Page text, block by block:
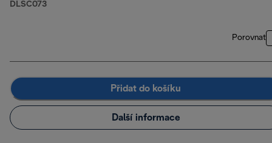
DLSC073
Porovnat
Přidat do košíku
Další informace